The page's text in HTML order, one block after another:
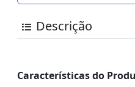
Descrição
Características do